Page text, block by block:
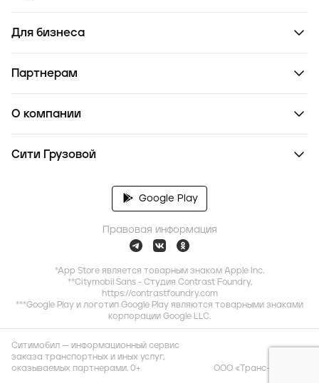
Для бизнеса
Партнерам
О компании
Сити Грузовой
Google Play
Правовая информация
*App Store является товарным знаком Apple Inc.
**Citymobil Sans - Студия Contrast Foundry,
https://contrastfoundry.com
***Google Play и логотип Google Play являются товарными знаками
корпорации Google LLC.
Ситимобил — информационный сервис
заказа транспортных и иных услуг,
оказываемых партнерами. 0+
ООО «Транс-Миссия»